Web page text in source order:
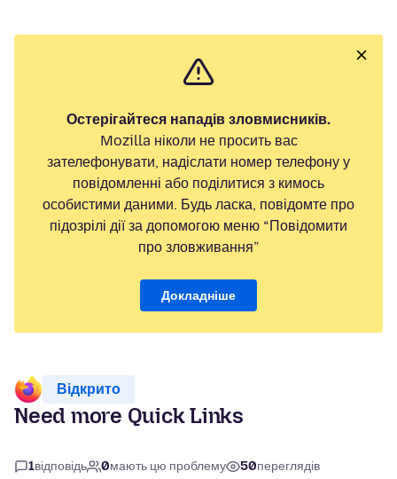
Остерігайтеся нападів зловмисників.
Mozilla ніколи не просить вас
зателефонувати, надіслати номер телефону у
повідомленні або поділитися з кимось
особистими даними. Будь ласка, повідомте про
підозрілі дії за допомогою меню “Повідомити
про зловживання”
Докладніше
Відкрито
Need more Quick Links
1відповідь 0мають цю проблему 50переглядів